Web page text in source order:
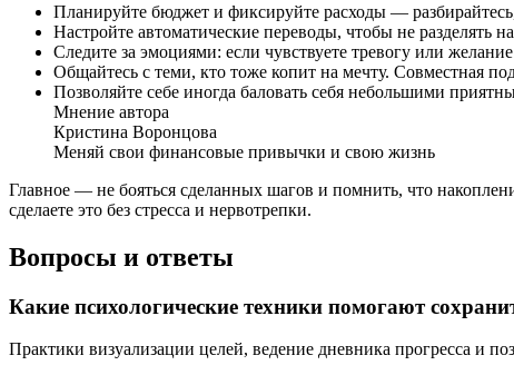
Планируйте бюджет и фиксируйте расходы —
Настройте автоматические переводы, чтобы не разделять
Следите за эмоциями: если чувствуете тревогу или
Общайтесь с теми, кто тоже копит на мечту. Совместная
Позволяйте себе иногда баловать себя небольшими
Мнение автора
Кристина Воронцова
Меняй свои финансовые привычки и свою жизнь
Главное — не бояться сделанных шагов и помнить, что
сделаете это без стресса и нервотрепки.
Вопросы и ответы
Какие психологические техники помогают
Практики визуализации целей, ведение дневника прогресса и